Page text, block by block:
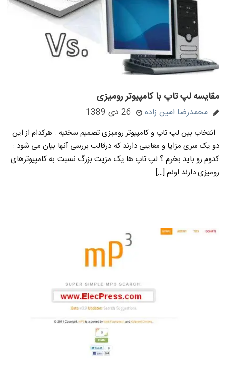
مقایسه لپ تاپ با کامپیوتر رومیزی
محمدرضا امین زاده 26 دی 1389
انتخاب بین لپ تاپ و کامپیوتر رومیزی تصمیم سختیه . هرکدام از این
دو یک سری مزایا و معایبی دارند که درقالب بررسی آنها بیان می شود :
کدوم رو باید بخرم ؟ لپ تاپ ها یک مزیت بزرگ نسبت به کامپیوترهای
رومیزی دارند اونم […]